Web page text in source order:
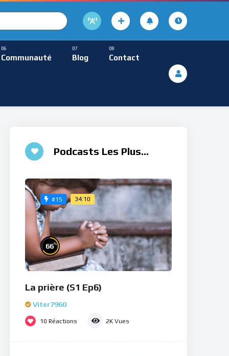
Communauté Blog Contact
Méditative
Podcasts Les Plus
#15 34:10
66%
La prière (S1 Ep6)
Viter7960
10 Réactions 2K Vues